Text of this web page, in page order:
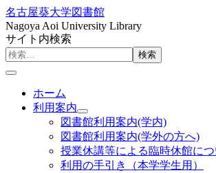
名古屋葵大学図書館
Nagoya Aoi University Library
サイト内検索
検索
ホーム
利用案内
図書館利用案内(学内)
図書館利用案内(学外の方へ)
授業休講等による臨時休館につ
利用の手引き（本学学生用）